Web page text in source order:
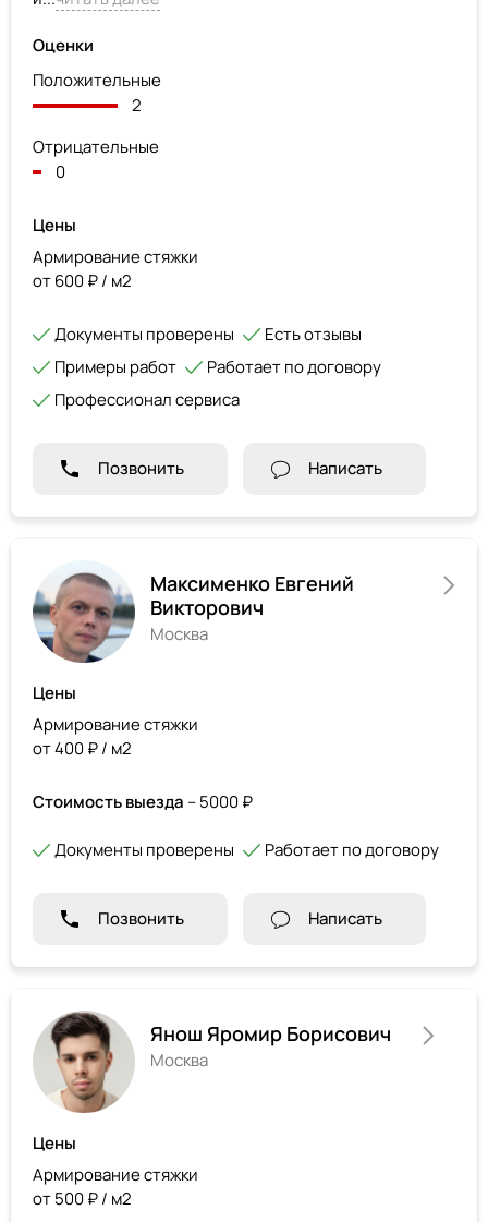
Оценки
Положительные
2
Отрицательные
0
Цены
Армирование стяжки
от 600 ₽ / м2
Документы проверены
Есть отзывы
Примеры работ
Работает по договору
Профессионал сервиса
Позвонить Написать
Максименко Евгений
Викторович
Москва
Цены
Армирование стяжки
от 400 ₽ / м2
Стоимость выезда – 5000 ₽
Документы проверены Работает по договору
Позвонить Написать
Янош Яромир Борисович
Москва
Цены
Армирование стяжки
от 500 ₽ / м2